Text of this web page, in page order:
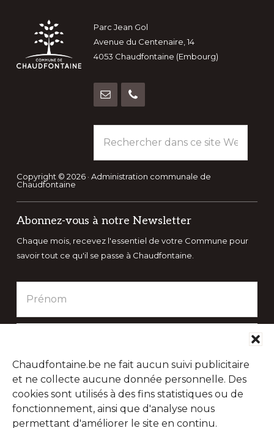
Chaudfontaine.be ne fait aucun suivi publicitaire
et ne collecte aucune donnée personnelle. Des
cookies sont utilisés à des fins statistiques ou de
fonctionnement, ainsi que d'analyse nous
permettant d'améliorer le site en continu.
Footer
Parc Jean Gol
Avenue du Centenaire, 14
4053 Chaudfontaine (Embourg)
dans
ce
site
Copyright © 2026 · Administration communale de
Chaudfontaine
Abonnez-vous à notre Newsletter
Chaque mois, recevez l'essentiel de votre Commune pour
savoir tout ce qu'il se passe à Chaudfontaine.